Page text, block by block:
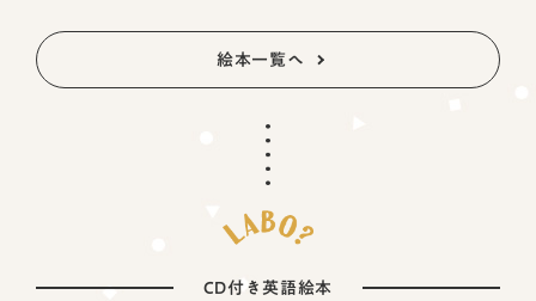
絵本一覧へ
CD付き英語絵本